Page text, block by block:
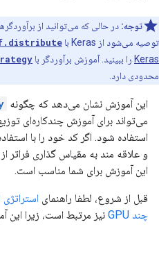
توجه: در حالی که می‌توانید از
توصیه می‌شود از Keras با
Keras را ببینید. آموزش برآوردگر با
محدودی دارد.
این آموزش نشان می‌دهد که چگونه
می‌تواند برای آموزش چندکاره‌ای
استفاده شود. اگر کد خود را با
و علاقه مند به مقیاس گذاری فراتر
این آموزش برای شما مناسب است.
قبل از شروع، لطفا راهنمای
چند GPU
نیز مرتبط است، زیرا